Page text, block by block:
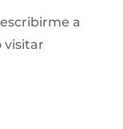
a
visitar